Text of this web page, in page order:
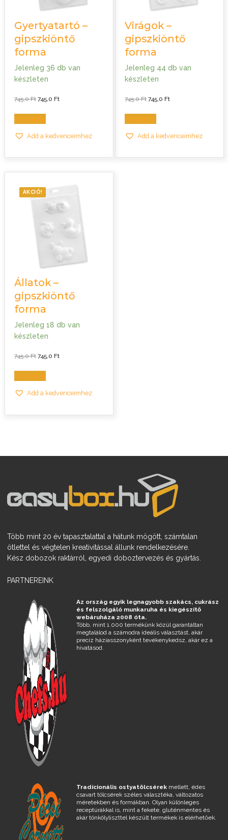
Gyertyatartó –
gipszkiöntő
forma
Jelenleg 36 db van
készleten
745,0FtOriginal
price
745,0 Ft.
745,0FtCurrent
Kosárba
Add a kedvenceimhez
Virágok –
gipszkiöntő
forma
Jelenleg 44 db van
készleten
745,0FtOriginal
price
745,0 Ft.
745,0FtCurrent
Kosárba
Add a kedvenceimhez
AKCIÓ!
Állatok –
gipszkiöntő
forma
Jelenleg 18 db van
készleten
745,0FtOriginal
745,0 Ft.
745,0FtCurrent
Kosárba
Add a kedvenceimhez
Több mint 20 év tapasztalattal a hátunk mögött, számtalan
ötlettel és végtelen kreativitással állunk rendelkezésére.
Kész dobozok raktárról, egyedi doboztervezés és gyártás.
PARTNEREINK
Az ország egyik legnagyobb szakács, cukrász
és felszolgáló munkaruha és kiegészítő
webáruháza 2008 óta.
Több, mint 1.000 termékünk közül garantáltan
megtalálod a számodra ideális választást, akár
precíz háziasszonyként tevékenykedsz, akár ez a
hivatásod.
Tradícionális ostyatölcsérekmellett, édes
csavart tölcsérek széles választéka, változatos
méretekben és formákban. Olyan különleges
receptúrákkal is, mint a fekete, gluténmentes és
akár tönkölyliszttel készült termékek is elérhetőek.